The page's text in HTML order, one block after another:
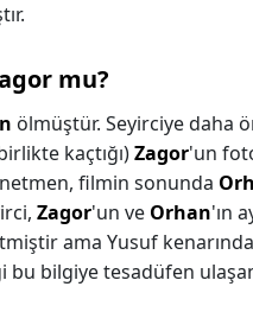
mu?
ölmüştür. Seyirciye daha
kaçtığı)Zagor'un
filmin sonunda
Zagor'un ve Orhan'ın
ama Yusuf
bu bilgiye tesadüfen